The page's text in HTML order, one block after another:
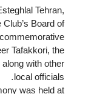
Tehran,
Board of
Tafakkori, the
with other
local officials.
was held at